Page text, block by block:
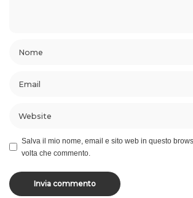
Salva il mio nome, email e sito web in questo
volta che commento.